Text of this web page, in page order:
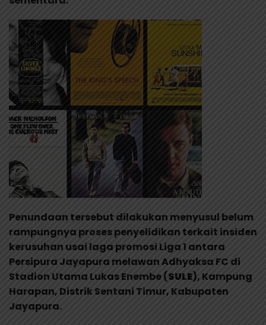
Penundaan tersebut dilakukan menyusul belum
rampungnya proses penyelidikan terkait insiden
kerusuhan usai laga promosi Liga 1 antara
Persipura Jayapura melawan Adhyaksa FC di
Stadion Utama Lukas Enembe (SULE), Kampung
Harapan, Distrik Sentani Timur, Kabupaten
Jayapura.